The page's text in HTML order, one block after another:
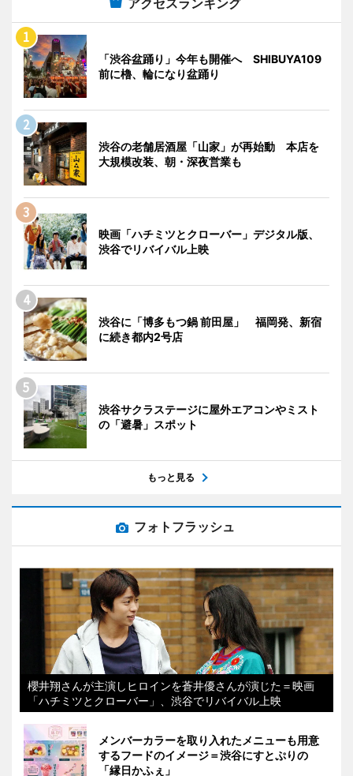
「渋谷盆踊り」今年も開催へ SHIBUYA109
前に櫓、輪になり盆踊り
渋谷の老舗居酒屋「山家」が再始動 本店を
大規模改装、朝・深夜営業も
映画「ハチミツとクローバー」デジタル版、
渋谷でリバイバル上映
渋谷に「博多もつ鍋 前田屋」 福岡発、新宿
に続き都内2号店
渋谷サクラステージに屋外エアコンやミスト
の「避暑」スポット
もっと見る
フォトフラッシュ
櫻井翔さんが主演しヒロインを蒼井優さんが演じた＝映画
「ハチミツとクローバー」、渋谷でリバイバル上映
メンバーカラーを取り入れたメニューも用意
するフードのイメージ＝渋谷にすとぷりの
「縁日かふぇ」